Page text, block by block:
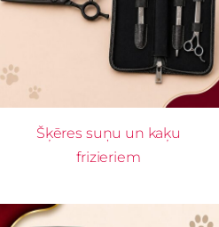
Šķēres suņu un kaķu
frizieriem